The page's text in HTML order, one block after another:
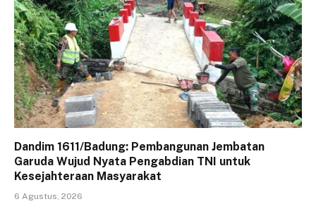
Dandim 1611/Badung: Pembangunan Jembatan
Garuda Wujud Nyata Pengabdian TNI untuk
Kesejahteraan Masyarakat
6 Agustus, 2026